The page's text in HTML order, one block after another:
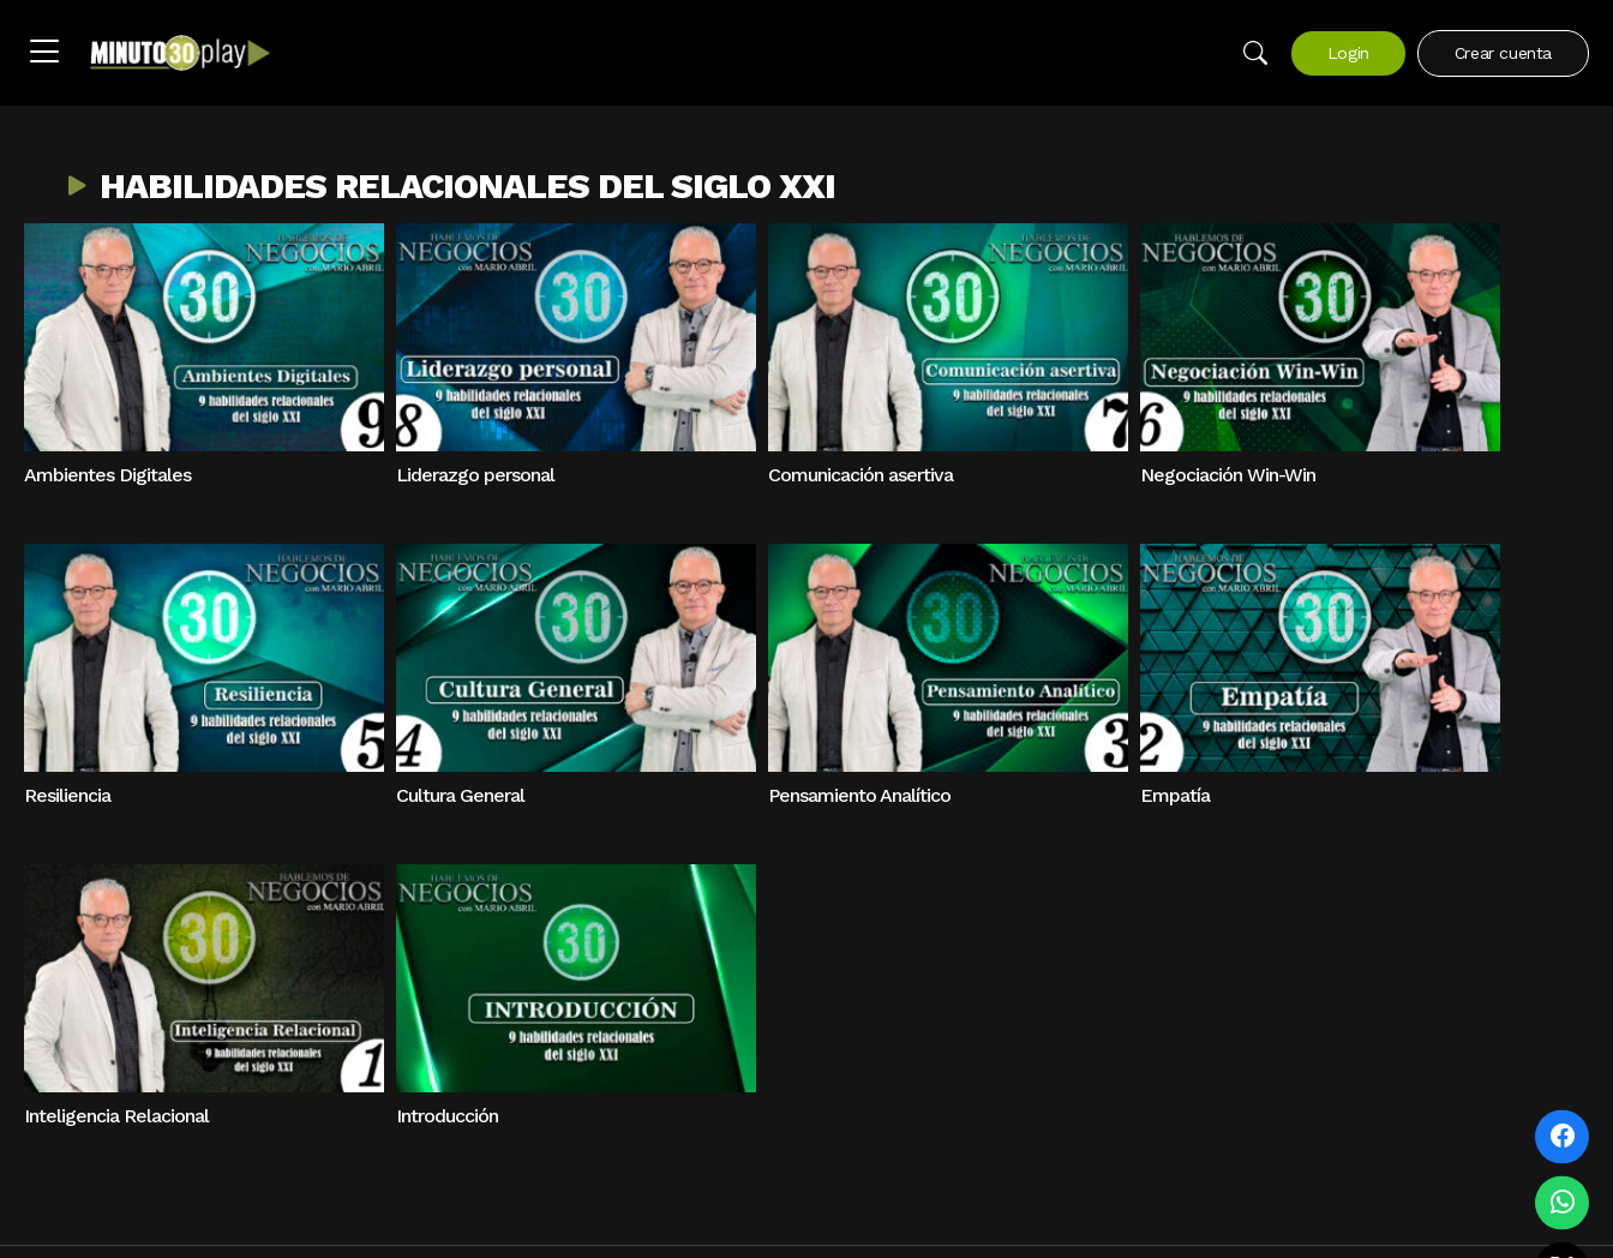
Login Crear cuenta
HABILIDADES RELACIONALES DEL SIGLO XXI
Ambientes Digitales Liderazgo personal Comunicación asertiva Negociación Win-Win
Resiliencia Cultura General Pensamiento Analítico Empatía
Inteligencia Relacional Introducción